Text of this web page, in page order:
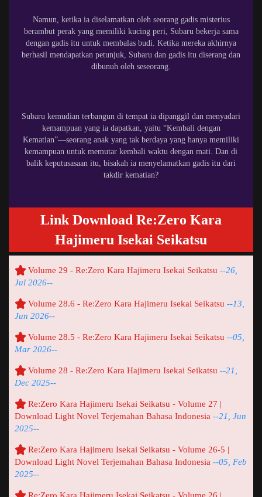
Namun, ketika ia diselamatkan oleh seorang gadis misterius
berambut perak yang memiliki kucing peri, Subaru bekerja sama
dengan gadis itu untuk membalas budi. Ketika mereka akhirnya
berhasil mendapatkan petunjuk, Subaru dan gadis itu diserang dan
dibunuh oleh seseorang.
Subaru kemudian terbangun di tempat ia dipanggil dan menyadari
kemampuan yang ia dapatkan, yaitu “Kembali dengan
Kematian”—seorang anak yang tak berdaya yang hanya memiliki
kemampuan untuk memutar kembali waktu dengan mati. Dan di
balik keputusasaan itu, bisakah ia menyelamatkan gadis itu dari
takdir kematian?
Link Download Re:Zero Kara
Hajimeru Isekai Seikatsu
Volume 29 - Re:Zero Kara Hajimeru Isekai Seikatsu --26,
Jul 2026--
Volume 28.6 - Re:Zero Kara Hajimeru Isekai Seikatsu --13,
Jun 2026--
Volume 28.5 - Re:Zero Kara Hajimeru Isekai Seikatsu --05,
Mar 2026--
Volume 28 - Re:Zero Kara Hajimeru Isekai Seikatsu --21,
Dec 2025--
Re:Zero Kara Hajimeru Isekai Seikatsu - Volume 27 |
Download Light Novel Terjemahan Bahasa Indonesia --21, Jun
2025--
Re:Zero Kara Hajimeru Isekai Seikatsu - Volume 26-5 |
Download Light Novel Terjemahan Bahasa Indonesia --05, Feb
2025--